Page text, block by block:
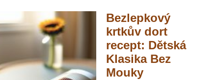
Bezlepkový
krtkův dort
recept: Dětská
Klasika Bez
Mouky​